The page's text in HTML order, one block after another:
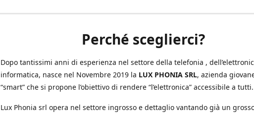
Perché sceglierci?
Dopo tantissimi anni di esperienza nel settore della telefonia ,
informatica, nasce nel Novembre 2019 la LUX PHONIA SRL, azienda
“smart” che si propone l’obiettivo di rendere “l’elettronica” accessibile a tutti.
Lux Phonia srl opera nel settore ingrosso e dettaglio vantando già un